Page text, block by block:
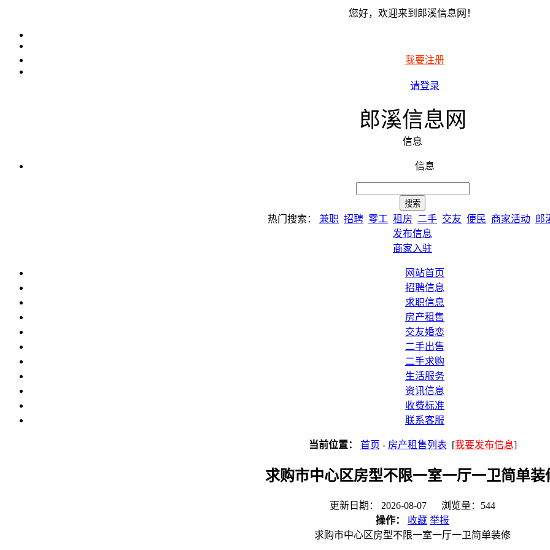
您好，欢迎来到郎溪信息网！
我要注册
请登录
郎溪信息网
信息
信息
热门搜索： 兼职 招聘 零工 租房 二手 交友 便民 商家活动 郎
发布信息
商家入驻
网站首页
招聘信息
求职信息
房产租售
交友婚恋
二手出售
二手求购
生活服务
资讯信息
收费标准
联系客服
当前位置： 首页 - 房产租售列表 [我要发布信息]
求购市中心区房型不限一室一厅一卫简单装
更新日期： 2026-08-07 浏览量：544
操作：
收藏 举报
求购市中心区房型不限一室一厅一卫简单装修